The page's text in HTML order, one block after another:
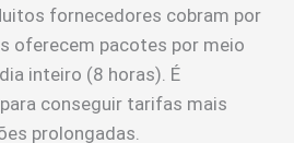
fornecedores cobram por
oferecem pacotes por meio
inteiro (8 horas). É
conseguir tarifas mais
prolongadas.